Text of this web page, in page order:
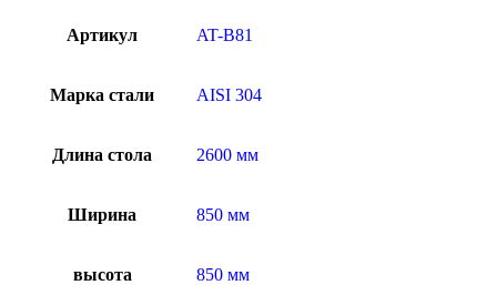
Артикул AT-B81
Марка стали AISI 304
Длина стола 2600 мм
Ширина 850 мм
высота 850 мм